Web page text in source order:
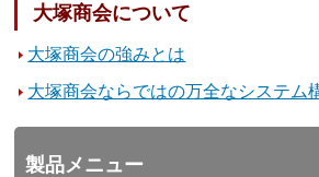
大塚商会について
大塚商会の強みとは
大塚商会ならではの万全なシステム
製品メニュー